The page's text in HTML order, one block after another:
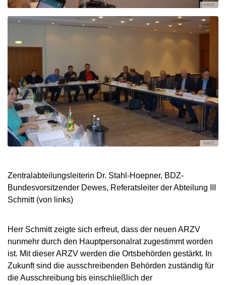
Zentralabteilungsleiterin Dr. Stahl-Hoepner, BDZ-
Bundesvorsitzender Dewes, Referatsleiter der Abteilung III
Schmitt (von links)
Herr Schmitt zeigte sich erfreut, dass der neuen ARZV
nunmehr durch den Hauptpersonalrat zugestimmt worden
ist. Mit dieser ARZV werden die Ortsbehörden gestärkt. In
Zukunft sind die ausschreibenden Behörden zuständig für
die Ausschreibung bis einschließlich der